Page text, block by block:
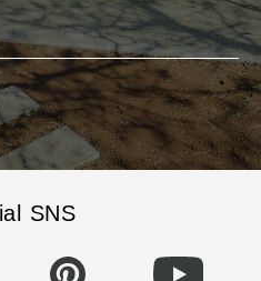
SNS